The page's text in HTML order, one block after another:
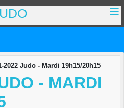
2022 Judo - Mardi 19h15/20h15
- MARDI